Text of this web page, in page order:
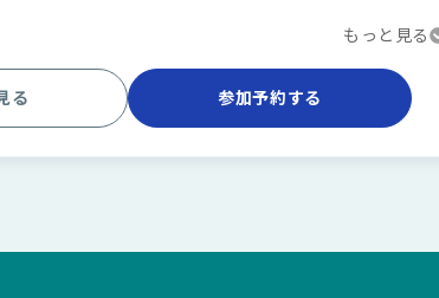
アルがわかる内容となっていますので、お気軽にご参加
）
る 参加予約する